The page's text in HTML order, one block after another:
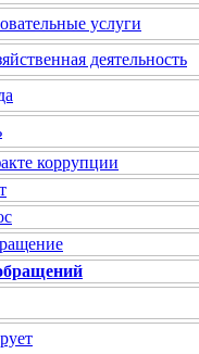
услуги
деятельность
коррупции